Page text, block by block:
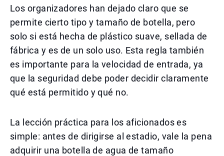
Los organizadores han dejado claro que se
permite cierto tipo y tamaño de botella, pero
solo si está hecha de plástico suave, sellada de
fábrica y es de un solo uso. Esta regla también
es importante para la velocidad de entrada, ya
que la seguridad debe poder decidir claramente
qué está permitido y qué no.
La lección práctica para los aficionados es
simple: antes de dirigirse al estadio, vale la pena
adquirir una botella de agua de tamaño